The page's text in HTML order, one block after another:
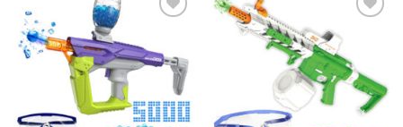
verlanglijst
Toevoegen
verlanglijst